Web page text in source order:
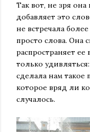
Так вот, не зря
добавляет это
не встречала
просто слова. Она
распространяет ее
только
сделала нам такое
которое вряд ли
случалось.